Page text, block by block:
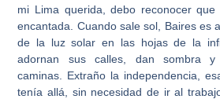
mi Lima querida, debo reconocer
encantada. Cuando sale sol, Baires es
de la luz solar en las hojas de la
adornan sus calles, dan sombra
caminas. Extraño la independencia,
tenía allá, sin necesidad de ir al